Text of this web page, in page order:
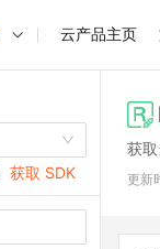
云产品主页
获取 SDK
获
更新